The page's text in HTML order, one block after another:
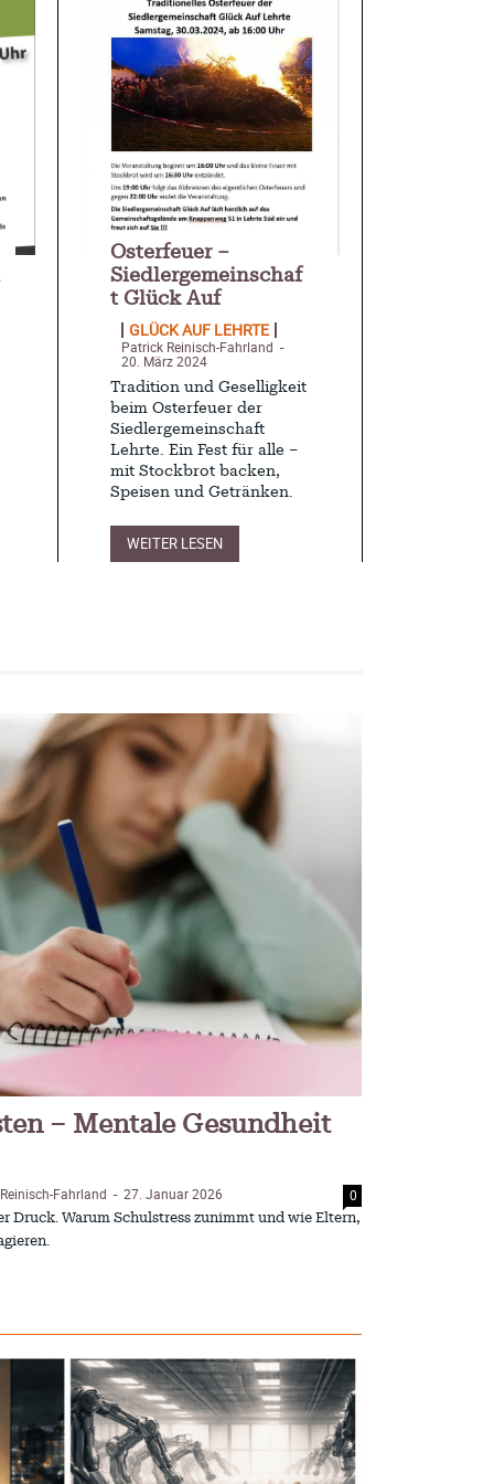
Osterfeuer –
Siedlergemeinschaf
t Glück Auf
GLÜCK AUF LEHRTE
Patrick Reinisch-Fahrland -
20. März 2024
Tradition und Geselligkeit
beim Osterfeuer der
Siedlergemeinschaft
Lehrte. Ein Fest für alle –
mit Stockbrot backen,
Speisen und Getränken.
WEITER LESEN
– Mentale Gesundheit
Fahrland - 27. Januar 2026 0
Druck. Warum Schulstress zunimmt und wie Eltern,